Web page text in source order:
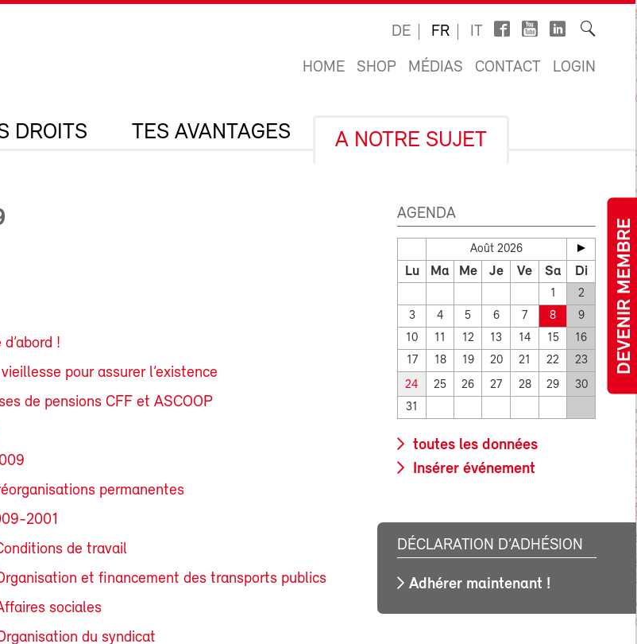
DEVENIR MEMBRE
DE FR IT
HOME SHOP MÉDIAS CONTACT LOGIN
DROITS TES AVANTAGES A NOTRE SUJET
!
pour assurer l’existence
de pensions CFF et ASCOOP
permanentes
2001
de travail
et financement des transports publics
sociales
du syndicat
AGENDA
Août 2026
Lu Ma Me Je Ve Sa Di
1
2
3
4 5 6 7 8
9
10
11 12 13 14 15
16
17
18 19 20 21 22 23
24 25 26 27 28 29
30
31
toutes les données
Insérer événement
DÉCLARATION D’ADHÉSION
Adhérer maintenant !